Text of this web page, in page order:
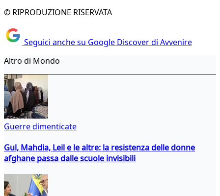
© RIPRODUZIONE RISERVATA
Seguici anche su Google Discover di Avvenire
Altro di Mondo
Guerre dimenticate
Gul, Mahdia, Leil e le altre: la resistenza delle donne
afghane passa dalle scuole invisibili